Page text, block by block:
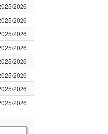
2026
2026
2026
2026
2026
2026
2026
2026